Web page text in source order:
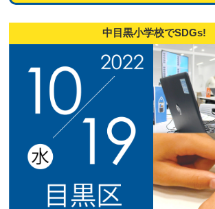
中目黒小学校でSDGs!